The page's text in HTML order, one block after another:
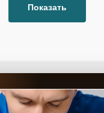
Показать